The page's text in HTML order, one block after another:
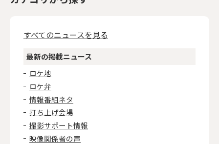
すべてのニュースを見る
最新の掲載ニュース
ロケ地
ロケ弁
情報番組ネタ
打ち上げ会場
撮影サポート情報
映像関係者の声